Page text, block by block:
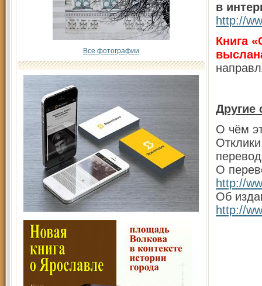
Все фотографии
в
http://
Книга
Другие
О чём
О
http://
Об
http://